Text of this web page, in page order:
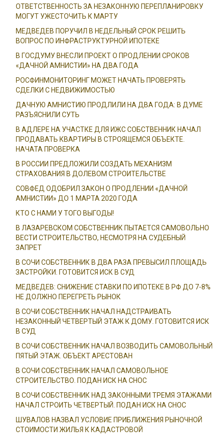
ОТВЕТСТВЕННОСТЬ ЗА НЕЗАКОННУЮ ПЕРЕПЛАНИРОВКУ
МОГУТ УЖЕСТОЧИТЬ К МАРТУ
МЕДВЕДЕВ ПОРУЧИЛ В НЕДЕЛЬНЫЙ СРОК РЕШИТЬ
ВОПРОС ПО ИНФРАСТРУКТУРНОЙ ИПОТЕКЕ
В ГОСДУМУ ВНЕСЛИ ПРОЕКТ О ПРОДЛЕНИИ СРОКОВ
«ДАЧНОЙ АМНИСТИИ» НА ДВА ГОДА
РОСФИНМОНИТОРИНГ МОЖЕТ НАЧАТЬ ПРОВЕРЯТЬ
СДЕЛКИ С НЕДВИЖИМОСТЬЮ
ДАЧНУЮ АМНИСТИЮ ПРОДЛИЛИ НА ДВА ГОДА: В ДУМЕ
РАЗЪЯСНИЛИ СУТЬ
В АДЛЕРЕ НА УЧАСТКЕ ДЛЯ ИЖС СОБСТВЕННИК НАЧАЛ
ПРОДАВАТЬ КВАРТИРЫ В СТРОЯЩЕМСЯ ОБЪЕКТЕ.
НАЧАТА ПРОВЕРКА
В РОССИИ ПРЕДЛОЖИЛИ СОЗДАТЬ МЕХАНИЗМ
СТРАХОВАНИЯ В ДОЛЕВОМ СТРОИТЕЛЬСТВЕ
СОВФЕД ОДОБРИЛ ЗАКОН О ПРОДЛЕНИИ «ДАЧНОЙ
АМНИСТИИ» ДО 1 МАРТА 2020 ГОДА
КТО С НАМИ У ТОГО ВЫГОДЫ!
В ЛАЗАРЕВСКОМ СОБСТВЕННИК ПЫТАЕТСЯ САМОВОЛЬНО
ВЕСТИ СТРОИТЕЛЬСТВО, НЕСМОТРЯ НА СУДЕБНЫЙ
ЗАПРЕТ
В СОЧИ СОБСТВЕННИК В ДВА РАЗА ПРЕВЫСИЛ ПЛОЩАДЬ
ЗАСТРОЙКИ. ГОТОВИТСЯ ИСК В СУД
МЕДВЕДЕВ: СНИЖЕНИЕ СТАВКИ ПО ИПОТЕКЕ В РФ ДО 7-8%
НЕ ДОЛЖНО ПЕРЕГРЕТЬ РЫНОК
В СОЧИ СОБСТВЕННИК НАЧАЛ НАДСТРАИВАТЬ
НЕЗАКОННЫЙ ЧЕТВЕРТЫЙ ЭТАЖ К ДОМУ. ГОТОВИТСЯ ИСК
В СУД
В СОЧИ СОБСТВЕННИК НАЧАЛ ВОЗВОДИТЬ САМОВОЛЬНЫЙ
ПЯТЫЙ ЭТАЖ. ОБЪЕКТ АРЕСТОВАН
В СОЧИ СОБСТВЕННИК НАЧАЛ САМОВОЛЬНОЕ
СТРОИТЕЛЬСТВО. ПОДАН ИСК НА СНОС
В СОЧИ СОБСТВЕННИК НАД ЗАКОННЫМИ ТРЕМЯ ЭТАЖАМИ
НАЧАЛ СТРОИТЬ ЧЕТВЕРТЫЙ. ПОДАН ИСК НА СНОС
ШУВАЛОВ НАЗВАЛ УСЛОВИЕ ПРИБЛИЖЕНИЯ РЫНОЧНОЙ
СТОИМОСТИ ЖИЛЬЯ К КАДАСТРОВОЙ